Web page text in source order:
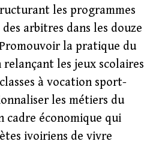
les programmes
arbitres dans les douze
la pratique du
relançant les jeux scolaires
à vocation sport-
les métiers du
cadre économique qui
ivoiriens de vivre